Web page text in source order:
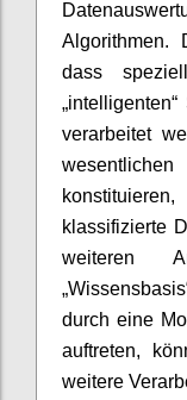
Algorithmen.
dass
verarbeitet
klassifizierte
weiteren
durch eine
auftreten,
weitere